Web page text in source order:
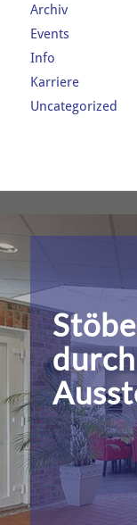
Archiv
Events
Info
Karriere
Uncategorized